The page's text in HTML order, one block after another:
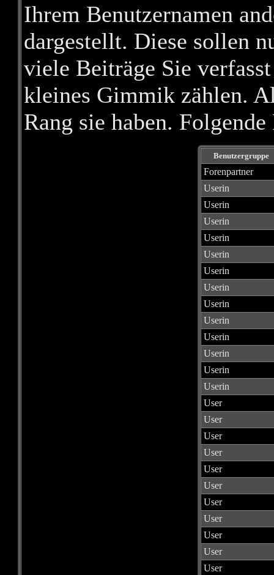
Ihrem Benutzernamen
dargestellt. Diese sollen
viele Beiträge Sie
kleines Gimmik zählen.
Rang sie haben.
Benutzergruppe
Forenpartner
Userin
Userin
Userin
Userin
Userin
Userin
Userin
Userin
Userin
Userin
Userin
Userin
Userin
User
User
User
User
User
User
User
User
User
User
User